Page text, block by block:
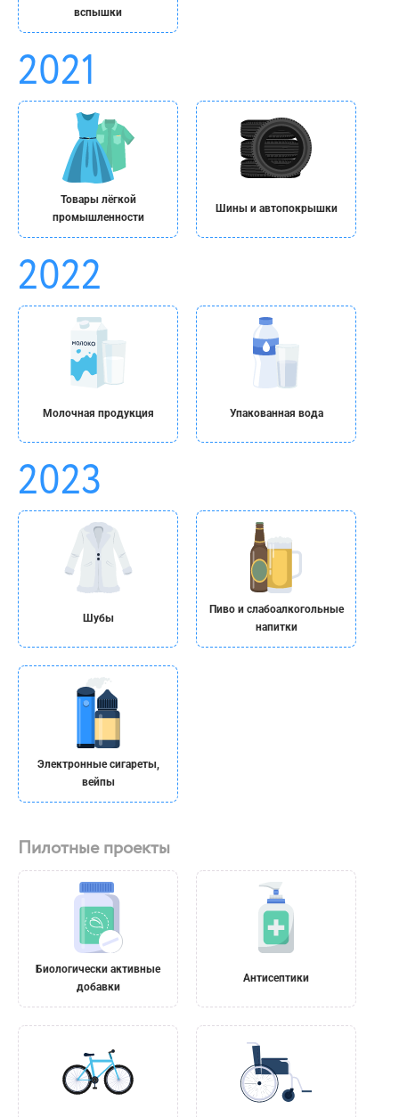
вспышки
Товары лёгкой
промышленности
Шины и автопокрышки
Молочная продукция Упакованная вода
Шубы
Пиво и слабоалкогольные
напитки
Электронные сигареты,
вейпы
Биологически активные
добавки
Антисептики